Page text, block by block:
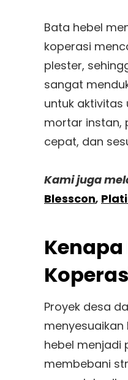
Bata hebel
koperasi
plester,
sangat
untuk aktivitas
mortar instan,
cepat, dan
Kami juga
Blesscon,
Proyek desa
hebel menjadi
membebani